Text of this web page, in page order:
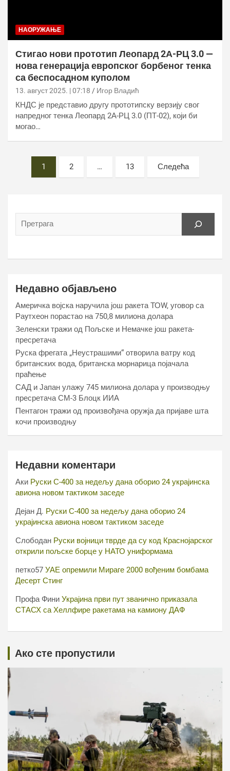
НАОРУЖАЊЕ
Стигао нови прототип Леопард 2А-РЦ 3.0 —
нова генерација европског борбеног тенка
са беспосадном куполом
13. август 2025. | 07:18 Игор Владић
КНДС је представио другу прототипску верзију свог
напредног тенка Леопард 2А-РЦ 3.0 (ПТ-02), који би
могао…
пагинатион
1 2 … 13 Следећа
Недавно објављено
Америчка војска наручила још ракета ТОW, уговор са
Раyтхеон порастао на 750,8 милиона долара
Зеленски тражи од Пољске и Немачке још ракета-
пресретача
Руска фрегата „Неустрашими“ отворила ватру код
британских вода, британска морнарица појачала
праћење
САД и Јапан улажу 745 милиона долара у производњу
пресретача СМ-3 Блоцк ИИА
Пентагон тражи од произвођача оружја да пријаве шта
кочи производњу
Недавни коментари
Аки Руски С-400 за недељу дана оборио 24 украјинска
авиона новом тактиком заседе
Дејан Д. Руски С-400 за недељу дана оборио 24
украјинска авиона новом тактиком заседе
Слободан Руски војници тврде да су код Краснојарског
открили пољске борце у НАТО униформама
петко57 УАЕ опремили Мираге 2000 вођеним бомбама
Десерт Стинг
Профа Фини Украјина први пут званично приказала
СТАСХ са Хеллфире ракетама на камиону ДАФ
Ако сте пропустили